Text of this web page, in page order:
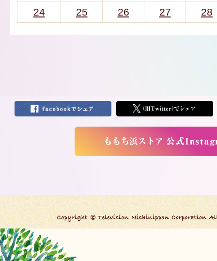
24
25 26 27 28